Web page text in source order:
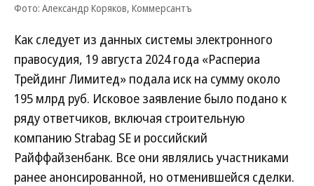
Фото: Александр Коряков, Коммерсантъ
Как следует из данных системы электронного
правосудия, 19 августа 2024 года «Распериа
Трейдинг Лимитед» подала иск на сумму около
195 млрд руб. Исковое заявление было подано к
ряду ответчиков, включая строительную
компанию Strabag SE и российский
Райффайзенбанк. Все они являлись участниками
ранее анонсированной, но отменившейся сделки.